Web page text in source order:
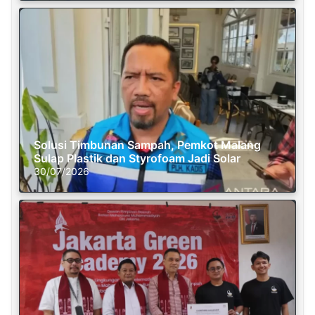
Solusi Timbunan Sampah, Pemkot Malang
Sulap Plastik dan Styrofoam Jadi Solar
30/07/2026